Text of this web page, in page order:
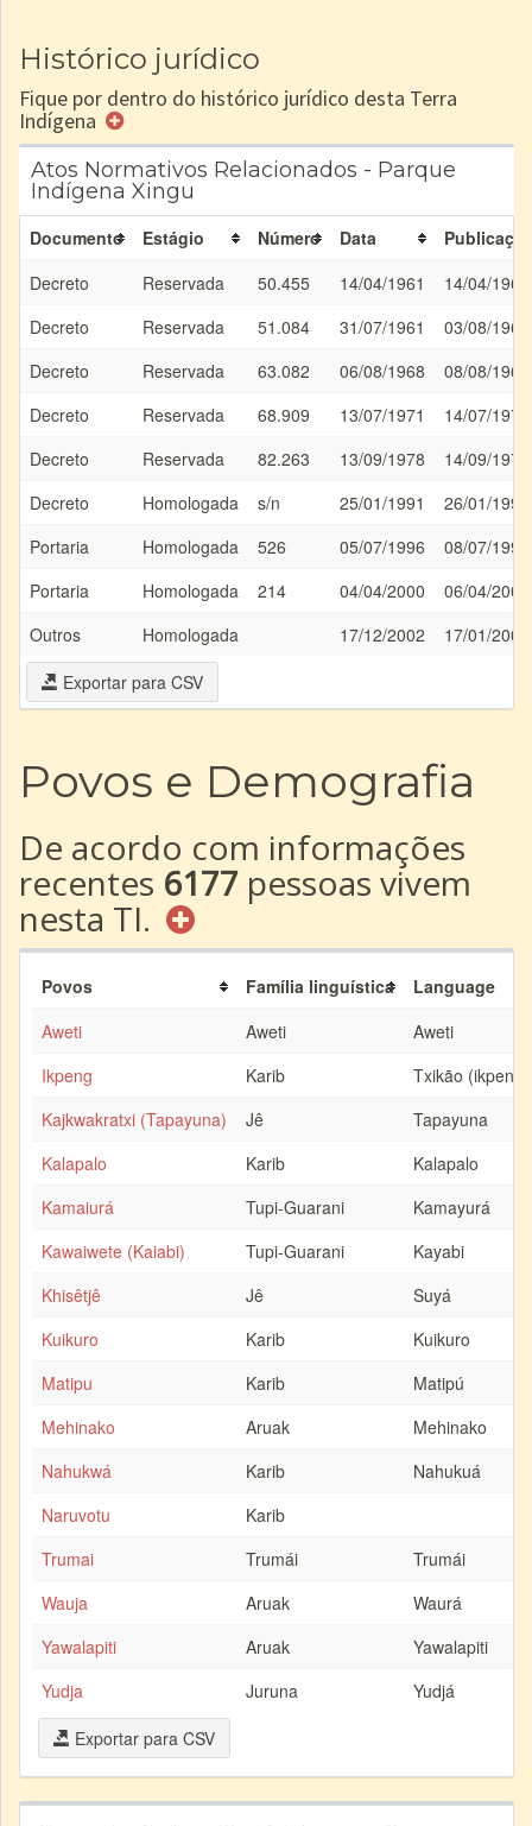
Histórico jurídico
Fique por dentro do histórico jurídico desta Terra
Indígena
Atos Normativos Relacionados - Parque
Indígena Xingu
Documento Estágio Número Data
Decreto
Reservada 50.455 14/04/1961
14/04/1961
Decreto
Reservada 51.084 31/07/1961
03/08/1961
Decreto
Reservada 63.082 06/08/1968
08/08/1968
Decreto
Reservada 68.909 13/07/1971
14/07/1971
Decreto
Reservada 82.263 13/09/1978
14/09/1978
Decreto
Homologada s/n 25/01/1991
26/01/1991
Portaria
Homologada 526 05/07/1996
08/07/1996
Portaria
Homologada 214 04/04/2000
06/04/2000
Outros
Homologada 17/12/2002
17/01/2003
Exportar para CSV
Povos e Demografia
De acordo com informações
recentes 6177 pessoas vivem
nesta TI.
Povos Família linguística
Language
Aweti
Aweti
Aweti
Ikpeng
Karib
Txikão (ikpeng)
Kajkwakratxi (Tapayuna)
Jê
Tapayuna
Kalapalo
Karib
Kalapalo
Kamaiurá
Tupi-Guarani
Kamayurá
Kawaiwete (Kaiabi)
Tupi-Guarani
Kayabi
Khisêtjê
Jê
Suyá
Kuikuro
Karib
Kuikuro
Matipu
Karib
Matipú
Mehinako
Aruak
Mehinako
Nahukwá
Karib
Nahukuá
Naruvotu
Karib
Trumai
Trumái
Trumái
Wauja
Aruak
Waurá
Yawalapiti
Aruak
Yawalapiti
Yudja
Juruna
Yudjá
Exportar para CSV